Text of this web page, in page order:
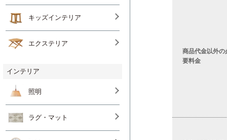
商品代金以外の
要料金
キッズインテリア
エクステリア
インテリア
照明
ラグ・マット